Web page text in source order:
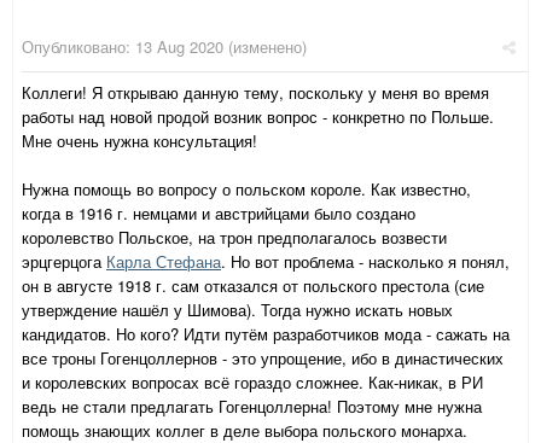
Опубликовано: 13 Aug 2020 (изменено)
Коллеги! Я открываю данную тему, поскольку у меня во время
работы над новой продой возник вопрос - конкретно по Польше.
Мне очень нужна консультация!
Нужна помощь во вопросу о польском короле. Как известно,
когда в 1916 г. немцами и австрийцами было создано
королевство Польское, на трон предполагалось возвести
эрцгерцога Карла Стефана. Но вот проблема - насколько я понял,
он в августе 1918 г. сам отказался от польского престола (сие
утверждение нашёл у Шимова). Тогда нужно искать новых
кандидатов. Но кого? Идти путём разработчиков мода - сажать на
все троны Гогенцоллернов - это упрощение, ибо в династических
и королевских вопросах всё гораздо сложнее. Как-никак, в РИ
ведь не стали предлагать Гогенцоллерна! Поэтому мне нужна
помощь знающих коллег в деле выбора польского монарха.